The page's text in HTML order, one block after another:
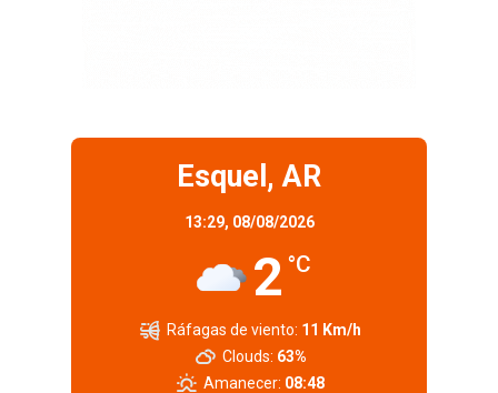
Esquel, AR
13:29, 08/08/2026
2 °C
Ráfagas de viento: 11 Km/h
Clouds: 63%
Amanecer: 08:48